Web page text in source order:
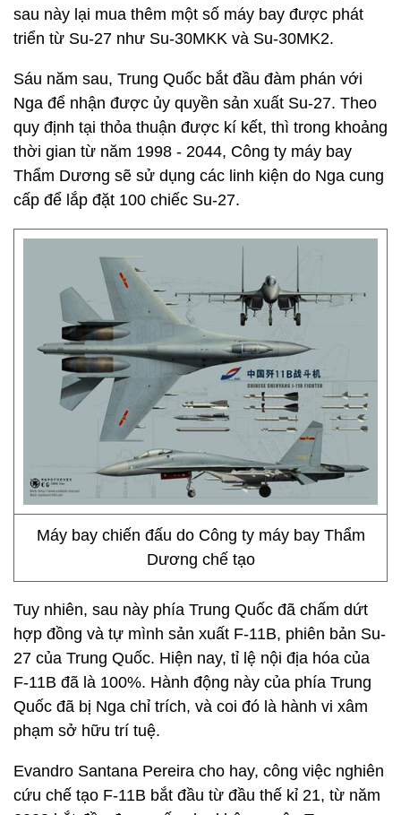
sau này lại mua thêm một số máy bay được phát
triển từ Su-27 như Su-30MKK và Su-30MK2.
Sáu năm sau, Trung Quốc bắt đầu đàm phán với
Nga để nhận được ủy quyền sản xuất Su-27. Theo
quy định tại thỏa thuận được kí kết, thì trong khoảng
thời gian từ năm 1998 - 2044, Công ty máy bay
Thẩm Dương sẽ sử dụng các linh kiện do Nga cung
cấp để lắp đặt 100 chiếc Su-27.
Máy bay chiến đấu do Công ty máy bay Thẩm
Dương chế tạo
Tuy nhiên, sau này phía Trung Quốc đã chấm dứt
hợp đồng và tự mình sản xuất F-11B, phiên bản Su-
27 của Trung Quốc. Hiện nay, tỉ lệ nội địa hóa của
F-11B đã là 100%. Hành động này của phía Trung
Quốc đã bị Nga chỉ trích, và coi đó là hành vi xâm
phạm sở hữu trí tuệ.
Evandro Santana Pereira cho hay, công việc nghiên
cứu chế tạo F-11B bắt đầu từ đầu thế kỉ 21, từ năm